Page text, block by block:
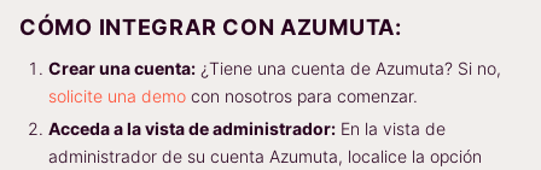
CÓMO INTEGRAR CON AZUMUTA:
Crear una cuenta: ¿Tiene una cuenta de Azumuta? Si no,
solicite una demo con nosotros para comenzar.
Acceda a la vista de administrador: En la vista de
administrador de su cuenta Azumuta, localice la opción